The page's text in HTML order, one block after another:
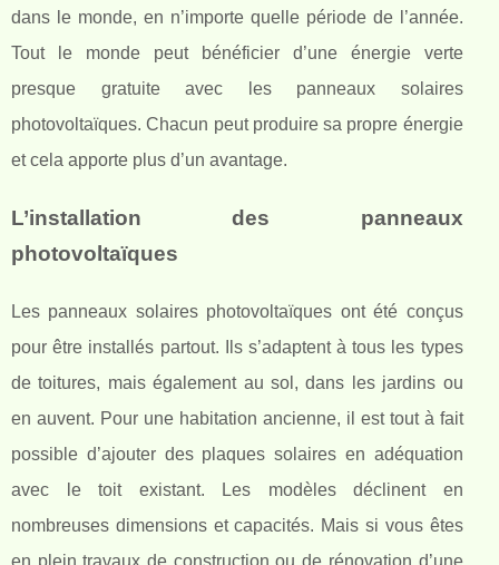
dans le monde, en n’importe quelle période de l’année.
Tout le monde peut bénéficier d’une énergie verte
presque gratuite avec les panneaux solaires
photovoltaïques. Chacun peut produire sa propre énergie
et cela apporte plus d’un avantage.
L’installation des panneaux
photovoltaïques
Les panneaux solaires photovoltaïques ont été conçus
pour être installés partout. Ils s’adaptent à tous les types
de toitures, mais également au sol, dans les jardins ou
en auvent. Pour une habitation ancienne, il est tout à fait
possible d’ajouter des plaques solaires en adéquation
avec le toit existant. Les modèles déclinent en
nombreuses dimensions et capacités. Mais si vous êtes